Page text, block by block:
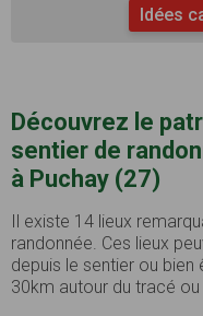
Idées
Découvrez le
sentier de
à Puchay (27)
Il existe 14 lieux
randonnée. Ces lieux
depuis le sentier ou
30km autour du tracé